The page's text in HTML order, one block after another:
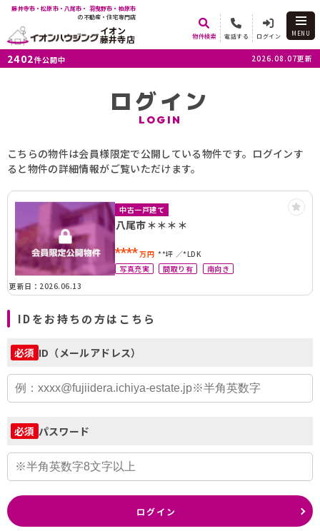
藤井寺市・松原市・八尾市・ 羽曳野市・柏原市
の不動産・住宅専門店
イオン
藤井寺店 物件検索 電話する ログイン MENU
2402件公開中 2026.08.07更新
ログイン
LOGIN
こちらの物件は会員様限定で公開している物件です。ログインす
ると物件の詳細情報がご覧いただけます。
中古一戸建て
八尾市＊＊＊＊
****万円 **坪
*LDK
写真充実
間取り有
南向き
更新日：2026.06.13
IDをお持ちの方はこちら
必須 ID（メールアドレス）
必須 パスワード
ログイン